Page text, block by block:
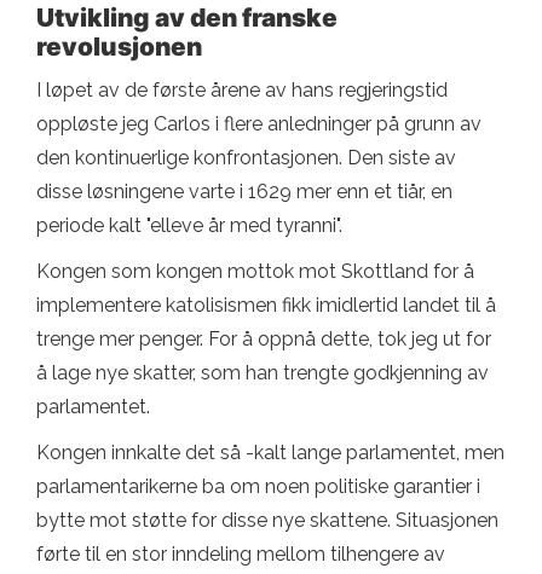
Utvikling av den franske
revolusjonen
I løpet av de første årene av hans regjeringstid
oppløste jeg Carlos i flere anledninger på grunn av
den kontinuerlige konfrontasjonen. Den siste av
disse løsningene varte i 1629 mer enn et tiår, en
periode kalt "elleve år med tyranni".
Kongen som kongen mottok mot Skottland for å
implementere katolisismen fikk imidlertid landet til å
trenge mer penger. For å oppnå dette, tok jeg ut for
å lage nye skatter, som han trengte godkjenning av
parlamentet.
Kongen innkalte det så -kalt lange parlamentet, men
parlamentarikerne ba om noen politiske garantier i
bytte mot støtte for disse nye skattene. Situasjonen
førte til en stor inndeling mellom tilhengere av